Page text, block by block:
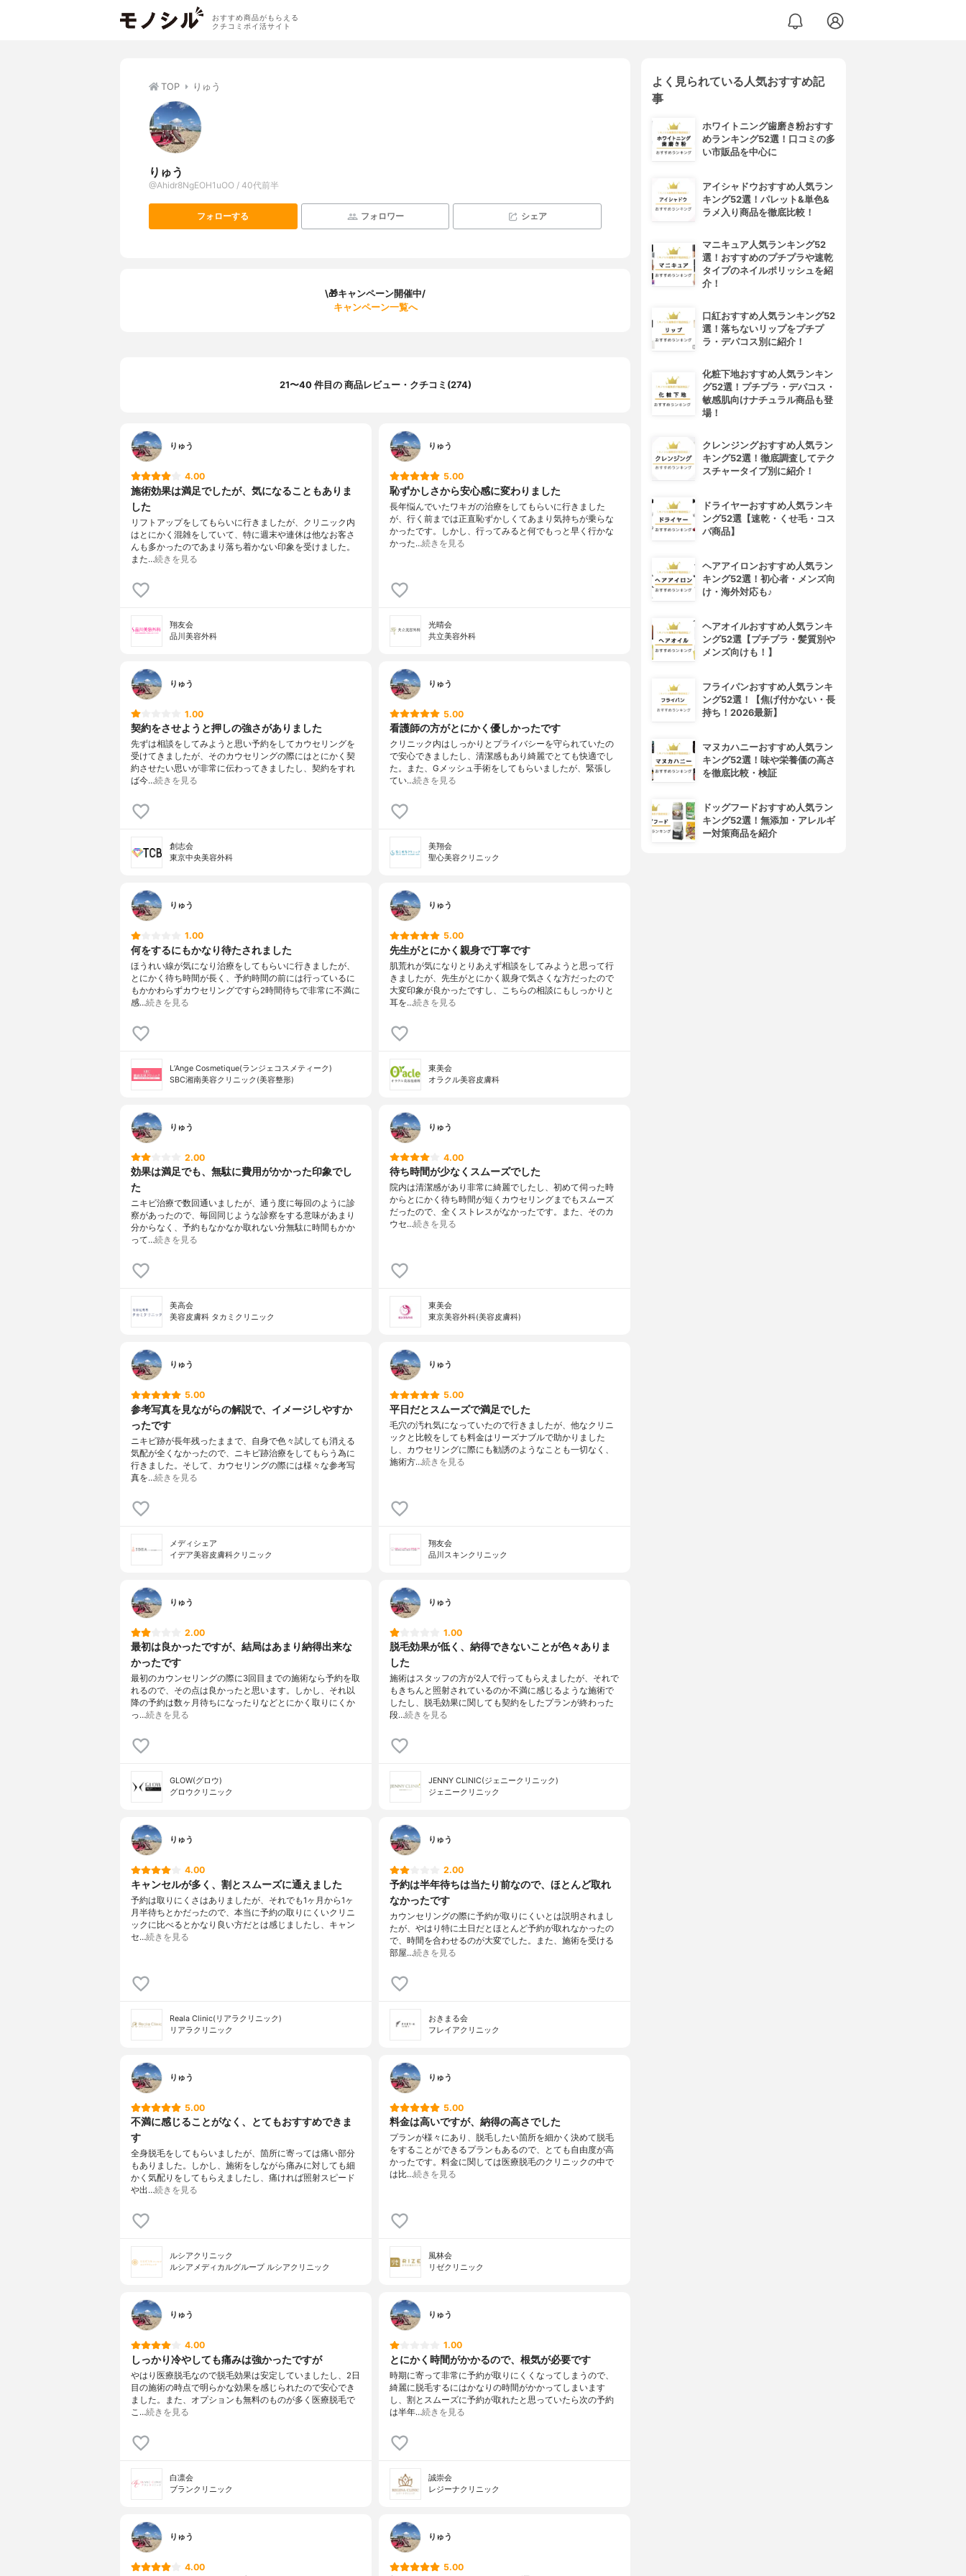
おすすめ商品がもらえる
クチコミポイ活サイト
TOP りゅう
りゅう
@Ahidr8NgEOH1uOO / 40代前半
フォローする フォロワー シェア
\🎁キャンペーン開催中/
キャンペーン一覧へ
21〜40 件目の 商品レビュー・クチコミ(274)
りゅう
4.00
施術効果は満足でしたが、気になることもありま
した
リフトアップをしてもらいに行きましたが、クリニック内
はとにかく混雑をしていて、特に週末や連休は他なお客さ
んも多かったのであまり落ち着かない印象を受けました。
また…続きを見る
翔友会
品川美容外科
りゅう
5.00
恥ずかしさから安心感に変わりました
長年悩んでいたワキガの治療をしてもらいに行きました
が、行く前までは正直恥ずかしくてあまり気持ちが乗らな
かったです。しかし、行ってみると何でもっと早く行かな
かった…続きを見る
光晴会
共立美容外科
りゅう
1.00
契約をさせようと押しの強さがありました
先ずは相談をしてみようと思い予約をしてカウセリングを
受けてきましたが、そのカウセリングの際にはとにかく契
約させたい思いが非常に伝わってきましたし、契約をすれ
ば今…続きを見る
創志会
東京中央美容外科
りゅう
5.00
看護師の方がとにかく優しかったです
クリニック内はしっかりとプライバシーを守られていたの
で安心できましたし、清潔感もあり綺麗でとても快適でし
た。また、Gメッシュ手術をしてもらいましたが、緊張し
てい…続きを見る
美翔会
聖心美容クリニック
りゅう
1.00
何をするにもかなり待たされました
ほうれい線が気になり治療をしてもらいに行きましたが、
とにかく待ち時間が長く、予約時間の前には行っているに
もかかわらずカウセリングですら2時間待ちで非常に不満に
感…続きを見る
L’Ange Cosmetique(ランジェコスメティーク)
SBC湘南美容クリニック(美容整形)
りゅう
5.00
先生がとにかく親身で丁寧です
肌荒れが気になりとりあえず相談をしてみようと思って行
きましたが、先生がとにかく親身で気さくな方だったので
大変印象が良かったですし、こちらの相談にもしっかりと
耳を…続きを見る
東美会
オラクル美容皮膚科
りゅう
2.00
効果は満足でも、無駄に費用がかかった印象でし
た
ニキビ治療で数回通いましたが、通う度に毎回のように診
察があったので、毎回同じような診察をする意味があまり
分からなく、予約もなかなか取れない分無駄に時間もかか
って…続きを見る
美高会
美容皮膚科 タカミクリニック
りゅう
4.00
待ち時間が少なくスムーズでした
院内は清潔感があり非常に綺麗でしたし、初めて伺った時
からとにかく待ち時間が短くカウセリングまでもスムーズ
だったので、全くストレスがなかったです。また、そのカ
ウセ…続きを見る
東美会
東京美容外科(美容皮膚科)
りゅう
5.00
参考写真を見ながらの解説で、イメージしやすか
ったです
ニキビ跡が長年残ったままで、自身で色々試しても消える
気配が全くなかったので、ニキビ跡治療をしてもらう為に
行きました。そして、カウセリングの際には様々な参考写
真を…続きを見る
メディシェア
イデア美容皮膚科クリニック
りゅう
5.00
平日だとスムーズで満足でした
毛穴の汚れ気になっていたので行きましたが、他なクリニ
ックと比較をしても料金はリーズナブルで助かりました
し、カウセリングに際にも勧誘のようなことも一切なく、
施術方…続きを見る
翔友会
品川スキンクリニック
りゅう
2.00
最初は良かったですが、結局はあまり納得出来な
かったです
最初のカウンセリングの際に3回目までの施術なら予約を取
れるので、その点は良かったと思います。しかし、それ以
降の予約は数ヶ月待ちになったりなどとにかく取りにくか
っ…続きを見る
GLOW(グロウ)
グロウクリニック
りゅう
1.00
脱毛効果が低く、納得できないことが色々ありま
した
施術はスタッフの方が2人で行ってもらえましたが、それで
もきちんと照射されているのか不満に感じるような施術で
したし、脱毛効果に関しても契約をしたプランが終わった
段…続きを見る
JENNY CLINIC(ジェニークリニック)
ジェニークリニック
りゅう
4.00
キャンセルが多く、割とスムーズに通えました
予約は取りにくさはありましたが、それでも1ヶ月から1ヶ
月半待ちとかだったので、本当に予約の取りにくいクリニ
ックに比べるとかなり良い方だとは感じましたし、キャン
セ…続きを見る
Reala Clinic(リアラクリニック)
リアラクリニック
りゅう
2.00
予約は半年待ちは当たり前なので、ほとんど取れ
なかったです
カウンセリングの際に予約が取りにくいとは説明されまし
たが、やはり特に土日だとほとんど予約が取れなかったの
で、時間を合わせるのが大変でした。また、施術を受ける
部屋…続きを見る
おきまる会
フレイアクリニック
りゅう
5.00
不満に感じることがなく、とてもおすすめできま
す
全身脱毛をしてもらいましたが、箇所に寄っては痛い部分
もありました。しかし、施術をしながら痛みに対しても細
かく気配りをしてもらえましたし、痛ければ照射スピード
や出…続きを見る
ルシアクリニック
ルシアメディカルグループ ルシアクリニック
りゅう
5.00
料金は高いですが、納得の高さでした
プランが様々にあり、脱毛したい箇所を細かく決めて脱毛
をすることができるプランもあるので、とても自由度が高
かったです。料金に関しては医療脱毛のクリニックの中で
は比…続きを見る
風林会
リゼクリニック
りゅう
4.00
しっかり冷やしても痛みは強かったですが
やはり医療脱毛なので脱毛効果は安定していましたし、2日
目の施術の時点で明らかな効果を感じられたので安心でき
ました。また、オプションも無料のものが多く医療脱毛で
こ…続きを見る
白凛会
ブランクリニック
りゅう
1.00
とにかく時間がかかるので、根気が必要です
時期に寄って非常に予約が取りにくくなってしまうので、
綺麗に脱毛するにはかなりの時間がかかってしまいます
し、割とスムーズに予約が取れたと思っていたら次の予約
は半年…続きを見る
誠崇会
レジーナクリニック
りゅう
4.00
りゅう
5.00
よく見られている人気おすすめ記
事
ホワイトニング歯磨き粉おすす
めランキング52選！口コミの多
い市販品を中心に
アイシャドウおすすめ人気ラン
キング52選！パレット&単色&
ラメ入り商品を徹底比較！
マニキュア人気ランキング52
選！おすすめのプチプラや速乾
タイプのネイルポリッシュを紹
介！
口紅おすすめ人気ランキング52
選！落ちないリップをプチプ
ラ・デパコス別に紹介！
化粧下地おすすめ人気ランキン
グ52選！プチプラ・デパコス・
敏感肌向けナチュラル商品も登
場！
クレンジングおすすめ人気ラン
キング52選！徹底調査してテク
スチャータイプ別に紹介！
ドライヤーおすすめ人気ランキ
ング52選【速乾・くせ毛・コス
パ商品】
ヘアアイロンおすすめ人気ラン
キング52選！初心者・メンズ向
け・海外対応も♪
ヘアオイルおすすめ人気ランキ
ング52選【プチプラ・髪質別や
メンズ向けも！】
フライパンおすすめ人気ランキ
ング52選！【焦げ付かない・長
持ち！2026最新】
マヌカハニーおすすめ人気ラン
キング52選！味や栄養価の高さ
を徹底比較・検証
ドッグフードおすすめ人気ラン
キング52選！無添加・アレルギ
ー対策商品を紹介